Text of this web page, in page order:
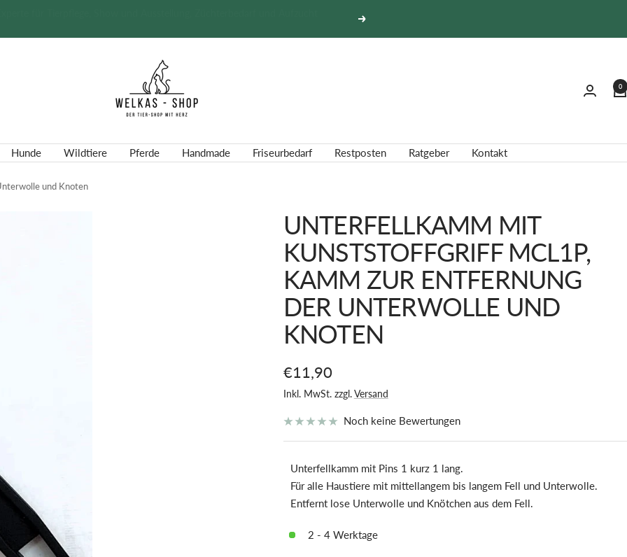
Weiter
0
Hunde Wildtiere Pferde Handmade Friseurbedarf Restposten Ratgeber Kontakt
und Knoten
UNTERFELLKAMM MIT
KUNSTSTOFFGRIFF MCL1P,
KAMM ZUR ENTFERNUNG
DER UNTERWOLLE UND
KNOTEN
Angebotspreis
€11,90
Inkl. MwSt. zzgl.Versand
Noch keine Bewertungen
Unterfellkamm mit Pins 1 kurz 1 lang.
Für alle Haustiere mit mittellangem bis langem Fell und Unterwolle.
Entfernt lose Unterwolle und Knötchen aus dem Fell.
2 - 4 Werktage